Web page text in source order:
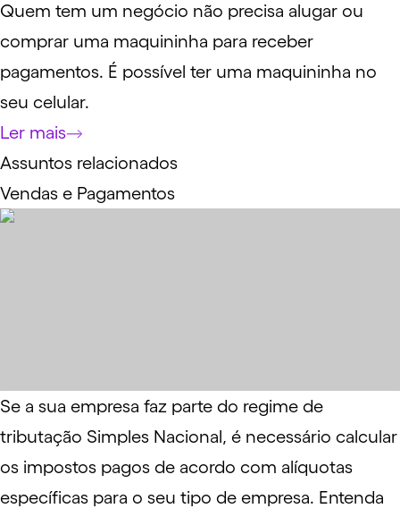
Quem tem um negócio não precisa alugar ou
comprar uma maquininha para receber
pagamentos. É possível ter uma maquininha no
seu celular.
Ler mais
Assuntos relacionados
Vendas e Pagamentos
Se a sua empresa faz parte do regime de
tributação Simples Nacional, é necessário calcular
os impostos pagos de acordo com alíquotas
específicas para o seu tipo de empresa. Entenda